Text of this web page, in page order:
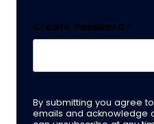
Create Password *
By submitting you agree
emails and acknowledge